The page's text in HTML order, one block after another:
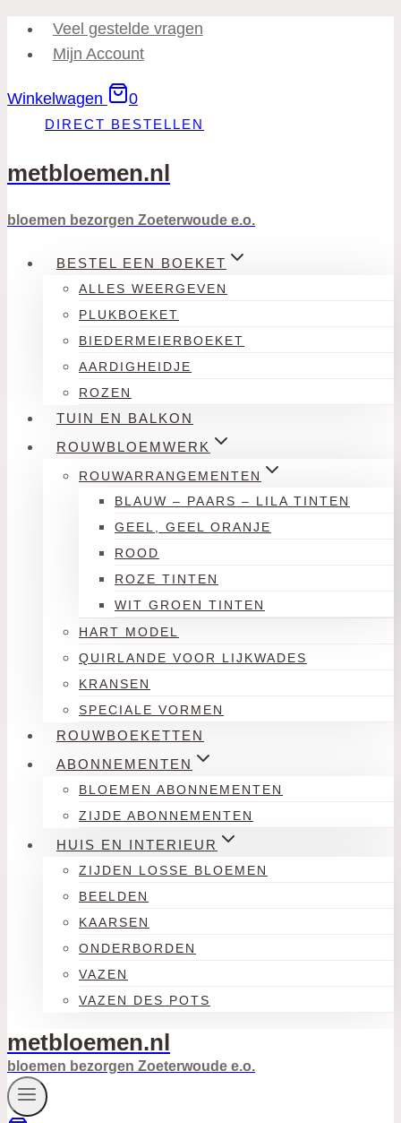
Doorgaan
naar
Veel gestelde vragen
Mijn Account
Winkelwagen 0
DIRECT BESTELLEN
metbloemen.nl
bloemen bezorgen Zoeterwoude e.o.
BESTEL EEN BOEKET
ALLES WEERGEVEN
PLUKBOEKET
BIEDERMEIERBOEKET
AARDIGHEIDJE
ROZEN
TUIN EN BALKON
ROUWBLOEMWERK
ROUWARRANGEMENTEN
BLAUW – PAARS – LILA TINTEN
GEEL, GEEL ORANJE
ROOD
ROZE TINTEN
WIT GROEN TINTEN
HART MODEL
QUIRLANDE VOOR LIJKWADES
KRANSEN
SPECIALE VORMEN
ROUWBOEKETTEN
ABONNEMENTEN
BLOEMEN ABONNEMENTEN
ZIJDE ABONNEMENTEN
HUIS EN INTERIEUR
ZIJDEN LOSSE BLOEMEN
BEELDEN
KAARSEN
ONDERBORDEN
VAZEN
VAZEN DES POTS
metbloemen.nl
bloemen bezorgen Zoeterwoude e.o.